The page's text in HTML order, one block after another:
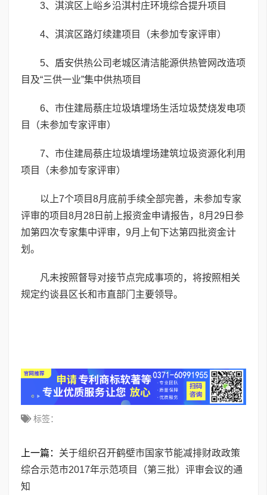
3、淇滨区上峪乡沿淇村庄环境综合提升项目
4、淇滨区路灯续建项目（未参加专家评审）
5、盾安供热公司老城区清洁能源供热管网改造项
目及“三供一业”集中供热项目
6、市住建局蔡庄垃圾填埋场生活垃圾焚烧发电项
目（未参加专家评审）
7、市住建局蔡庄垃圾填埋场建筑垃圾资源化利用
项目（未参加专家评审）
以上7个项目8月底前手续全部完善，未参加专家
评审的项目8月28日前上报资金申请报告，8月29日参
加第四次专家集中评审，9月上旬下达第四批资金计
划。
凡未按照督导对接节点完成事项的，将按照相关
规定约谈县区长和市直部门主要领导。
标签：
上一篇： 关于组织召开鹤壁市国家节能减排财政政策
综合示范市2017年示范项目（第三批）评审会议的通
知